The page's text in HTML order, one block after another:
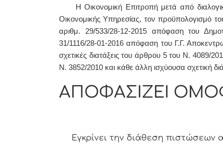
Η Οικονομική Επιτροπή μετά από
Οικονομικής Υπηρεσίας, τον προϋπολογισμό
αριθμ. 29/533/28-12-2015 απόφαση του
31/1116/28-01-2016 απόφαση του Γ.Γ.
σχετικές διατάξεις του άρθρου 5 του Ν. 4089/
Ν. 3852/2010 και κάθε άλλη ισχύουσα σχετική
ΑΠΟΦΑΣΙΖΕΙ
Εγκρίνει την διάθεση πιστώσεων